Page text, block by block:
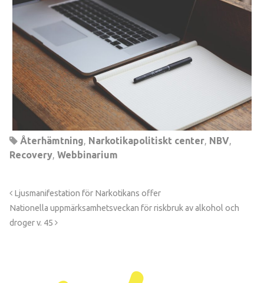
Återhämtning, Narkotikapolitiskt center, NBV,
Recovery, Webbinarium
Ljusmanifestation för Narkotikans offer
Nationella uppmärksamhetsveckan för riskbruk av alkohol och
droger v. 45